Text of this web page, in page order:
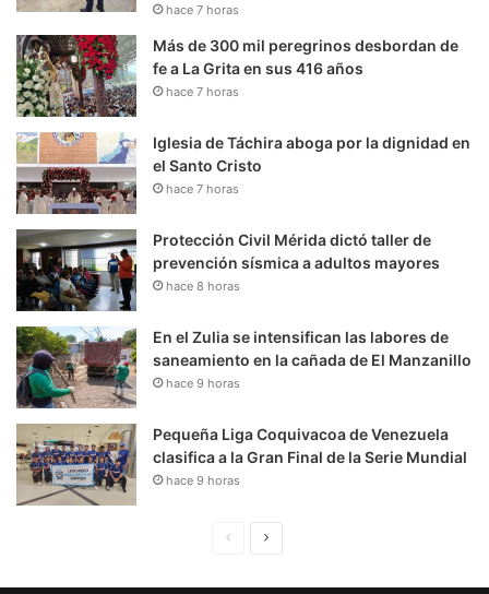
hace 7 horas
Más de 300 mil peregrinos desbordan de
fe a La Grita en sus 416 años
hace 7 horas
Iglesia de Táchira aboga por la dignidad en
el Santo Cristo
hace 7 horas
Protección Civil Mérida dictó taller de
prevención sísmica a adultos mayores
hace 8 horas
En el Zulia se intensifican las labores de
saneamiento en la cañada de El Manzanillo
hace 9 horas
Pequeña Liga Coquivacoa de Venezuela
clasifica a la Gran Final de la Serie Mundial
hace 9 horas